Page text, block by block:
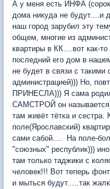
А у меня есть ИНФА
дома никуда не будут....и
наш город зарубил эту
общем, многие из
квартиры в КК....вот как-
последний его дом в
не будет в связи с
администрацией))) Но,
ПРИНЕСЛА))) Я сама
САМСТРОЙ он
там живёт тётка и сестра.
поле(Ярославский)
сами сабой.... На поле-
"союзных" республик)))
там только таджики с
человек!!! Вот теперь
и мыться будут.....так